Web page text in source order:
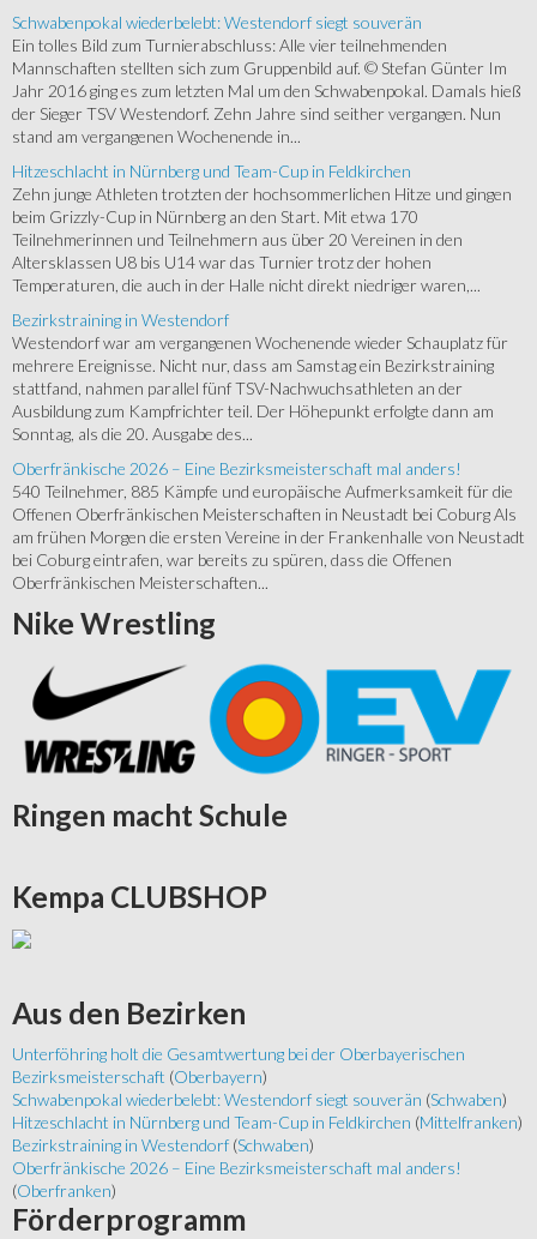
Schwabenpokal wiederbelebt: Westendorf siegt souverän
Ein tolles Bild zum Turnierabschluss: Alle vier teilnehmenden
Mannschaften stellten sich zum Gruppenbild auf. © Stefan Günter Im
Jahr 2016 ging es zum letzten Mal um den Schwabenpokal. Damals hieß
der Sieger TSV Westendorf. Zehn Jahre sind seither vergangen. Nun
stand am vergangenen Wochenende in...
Hitzeschlacht in Nürnberg und Team-Cup in Feldkirchen
Zehn junge Athleten trotzten der hochsommerlichen Hitze und gingen
beim Grizzly-Cup in Nürnberg an den Start. Mit etwa 170
Teilnehmerinnen und Teilnehmern aus über 20 Vereinen in den
Altersklassen U8 bis U14 war das Turnier trotz der hohen
Temperaturen, die auch in der Halle nicht direkt niedriger waren,...
Bezirkstraining in Westendorf
Westendorf war am vergangenen Wochenende wieder Schauplatz für
mehrere Ereignisse. Nicht nur, dass am Samstag ein Bezirkstraining
stattfand, nahmen parallel fünf TSV-Nachwuchsathleten an der
Ausbildung zum Kampfrichter teil. Der Höhepunkt erfolgte dann am
Sonntag, als die 20. Ausgabe des...
Oberfränkische 2026 – Eine Bezirksmeisterschaft mal anders!
540 Teilnehmer, 885 Kämpfe und europäische Aufmerksamkeit für die
Offenen Oberfränkischen Meisterschaften in Neustadt bei Coburg Als
am frühen Morgen die ersten Vereine in der Frankenhalle von Neustadt
bei Coburg eintrafen, war bereits zu spüren, dass die Offenen
Oberfränkischen Meisterschaften...
Nike Wrestling
Ringen macht Schule
Kempa CLUBSHOP
Aus den Bezirken
Unterföhring holt die Gesamtwertung bei der Oberbayerischen
Bezirksmeisterschaft (Oberbayern)
Schwabenpokal wiederbelebt: Westendorf siegt souverän (Schwaben)
Hitzeschlacht in Nürnberg und Team-Cup in Feldkirchen (Mittelfranken)
Bezirkstraining in Westendorf (Schwaben)
Oberfränkische 2026 – Eine Bezirksmeisterschaft mal anders!
(Oberfranken)
Förderprogramm